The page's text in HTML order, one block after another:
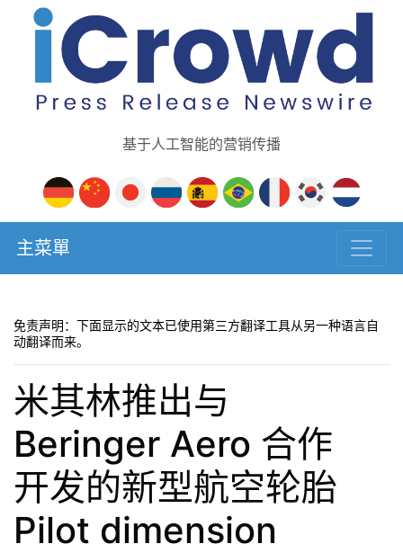
基于人工智能的营销传播
主菜單
免责声明：下面显示的文本已使用第三方翻译工具从另一种语言自
动翻译而来。
米其林推出与
Beringer Aero 合作
开发的新型航空轮胎
Pilot dimension